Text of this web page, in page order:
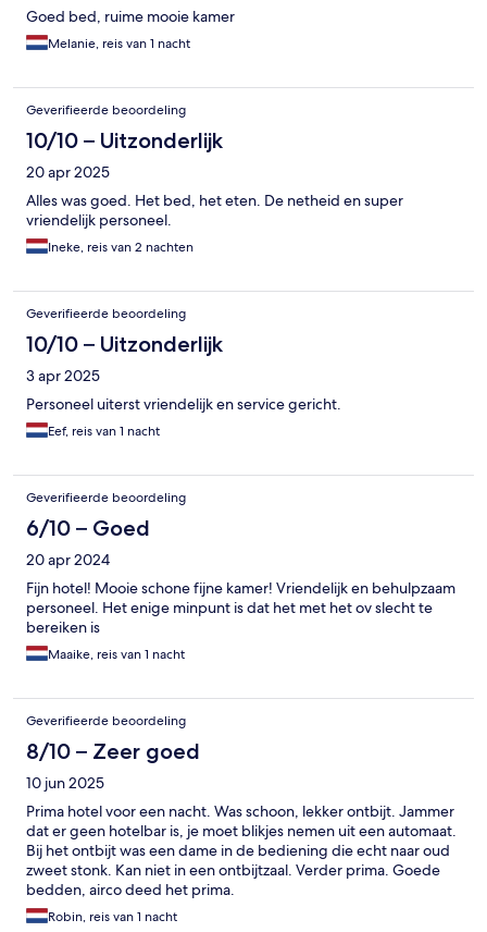
Goed bed, ruime mooie kamer
Melanie, reis van 1 nacht
Geverifieerde beoordeling
10/10 – Uitzonderlijk
20 apr 2025
Alles was goed. Het bed, het eten. De netheid en super
vriendelijk personeel.
Ineke, reis van 2 nachten
Geverifieerde beoordeling
10/10 – Uitzonderlijk
3 apr 2025
Personeel uiterst vriendelijk en service gericht.
Eef, reis van 1 nacht
Geverifieerde beoordeling
6/10 – Goed
20 apr 2024
Fijn hotel! Mooie schone fijne kamer! Vriendelijk en behulpzaam
personeel. Het enige minpunt is dat het met het ov slecht te
bereiken is
Maaike, reis van 1 nacht
Geverifieerde beoordeling
8/10 – Zeer goed
10 jun 2025
Prima hotel voor een nacht. Was schoon, lekker ontbijt. Jammer
dat er geen hotelbar is, je moet blikjes nemen uit een automaat.
Bij het ontbijt was een dame in de bediening die echt naar oud
zweet stonk. Kan niet in een ontbijtzaal. Verder prima. Goede
bedden, airco deed het prima.
Robin, reis van 1 nacht